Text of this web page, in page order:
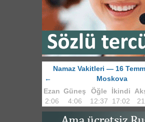
Namaz Vakitleri — 16
←
Moskova
Ezan Güneş Öğle İkindi
2:06
4:06 12:37 17:02